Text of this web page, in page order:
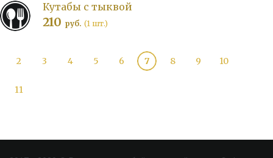
Кутабы с тыквой
210 руб. (1 шт.)
2 3 4 5 6 7 8 9 10
11